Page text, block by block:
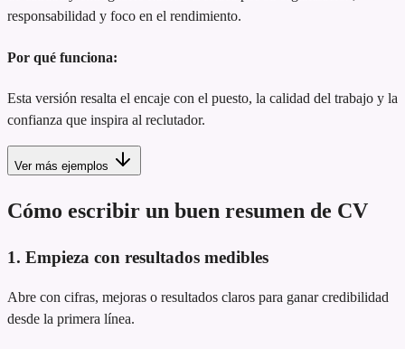
responsabilidad y foco en el rendimiento.
Por qué funciona:
Esta versión resalta el encaje con el puesto, la calidad del trabajo y la
confianza que inspira al reclutador.
Ver más ejemplos
Cómo escribir un buen resumen de CV
1. Empieza con resultados medibles
Abre con cifras, mejoras o resultados claros para ganar credibilidad
desde la primera línea.